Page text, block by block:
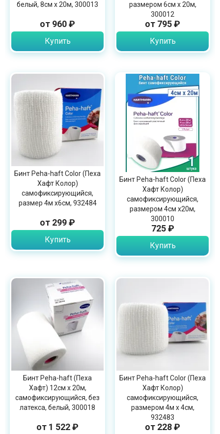
белый, 8см х 20м, 300013
от 960 ₽
Купить
размером 6см х 20м,
300012
от 795 ₽
Купить
Бинт Peha-haft Color (Пеха
Хафт Колор)
самофиксирующийся,
размер 4м х6см, 932484
от 299 ₽
Купить
Бинт Peha-haft Color (Пеха
Хафт Колор)
самофиксирующийся,
размером 4см х20м,
300010
725 ₽
Купить
Бинт Peha-haft (Пеха
Хафт) 12см х 20м,
самофиксирующийся, без
латекса, белый, 300018
от 1 522 ₽
Бинт Peha-haft Color (Пеха
Хафт Колор)
самофиксирующийся,
размером 4м х 4см,
932483
от 228 ₽